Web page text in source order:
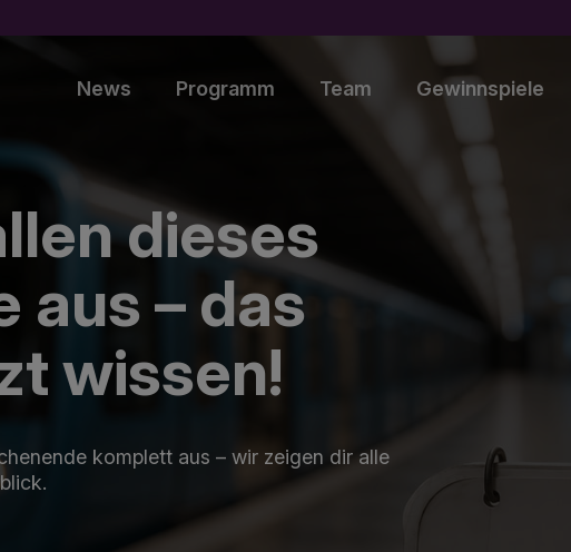
News Programm Team Gewinnspiele
dieses
aus – das
wissen!
komplett aus – wir zeigen dir alle